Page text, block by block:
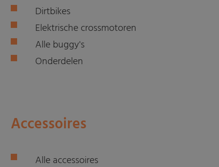
Dirtbikes
Elektrische crossmotoren
Alle buggy's
Onderdelen
Accessoires
Alle accessoires